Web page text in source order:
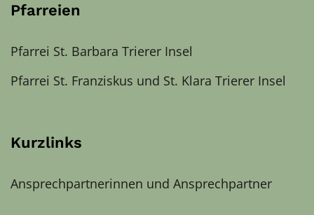
Pfarreien
Pfarrei St. Barbara Trierer Insel
Pfarrei St. Franziskus und St. Klara Trierer Insel
Kurzlinks
Ansprechpartnerinnen und Ansprechpartner